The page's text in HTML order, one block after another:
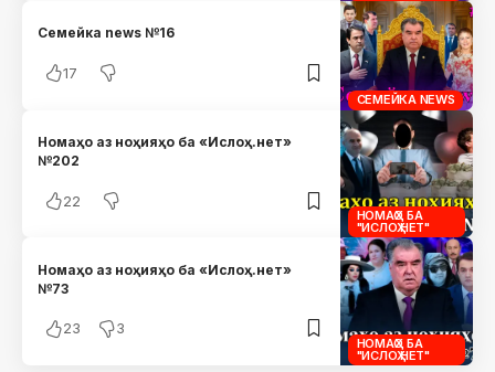
СЕМЕЙКА NEWS
Семейка news №16
17
НОМАҲО БА
"ИСЛОҲ.НЕТ"
Номаҳо аз ноҳияҳо ба «Ислоҳ.нет»
№202
22
НОМАҲО БА
"ИСЛОҲ.НЕТ"
Номаҳо аз ноҳияҳо ба «Ислоҳ.нет»
№73
23 3